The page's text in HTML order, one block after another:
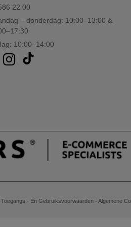
22 00
– donderdag: 10:00–13:00 &
10:00–14:00
Toegangs - En Gebruiksvoorwaarden- Algemene